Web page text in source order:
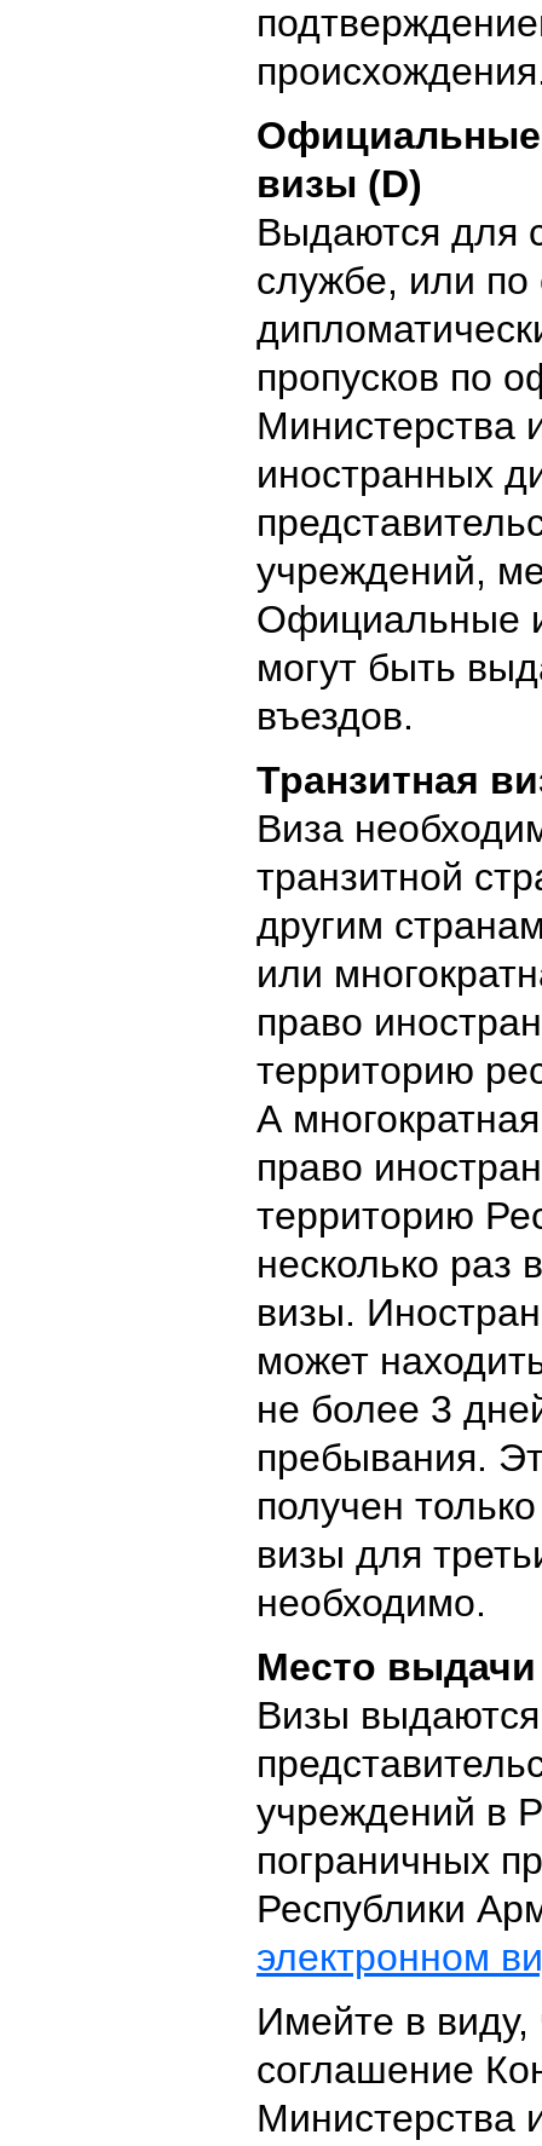
Официальные
визы (D)
Выдаются для
службе, или
пропусков по
Министерства
иностранных
учреждений,
Официальные
могут быть
въездов.
Транзитная
Виза
транзитной
другим
или
право
территорию
А
право
территорию
несколько раз
визы.
может
не более 3
пребывания.
получен
визы для
необходимо.
Место выдачи
Визы
учреждений в
пограничных
Республики
электронном
Имейте в виду,
соглашение
Министерства